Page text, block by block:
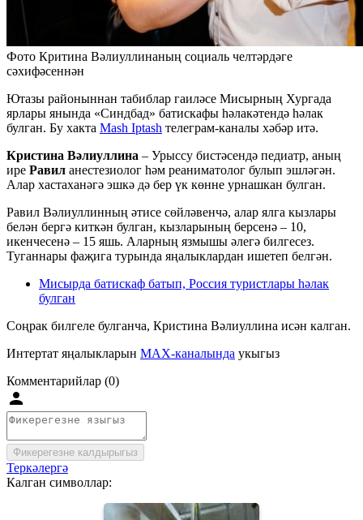
Фото Критина Вәлиуллинаның социаль челтәрдәге
сәхифәсеннән
Ютазы районыннан табиблар гаиләсе Мисырның Хургада
ярлары янында «Синдбад» батискафы һәлакәтендә һәлак
булган. Бу хакта Mash Iptash телеграм-каналы хәбәр итә.
Кристина Вәлиуллина – Урыссу бистәсендә педиатр, аның
ире Равил анестезиолог һәм реаниматолог булып эшләгән.
Алар хастаханәгә эшкә дә бер үк көнне урнашкан булган.
Равил Вәлиуллинның әтисе сөйләвенчә, алар ялга кызлары
белән бергә киткән булган, кызларының берсенә – 10,
икенчесенә – 15 яшь. Аларның язмышы әлегә билгесез.
Туганнары фаҗига турында яңалыклардан ишетеп белгән.
Мисырда батискаф батып, Россия туристлары һәлак
булган
Соңрак билгеле булганча, Кристина Вәлиуллина исән калган.
Интертат яңалыкларын MAX-каналында укыгыз
Комментарийлар (0)
Фикерегезне калдырыгыз
Теркәлергә
Калган символлар: